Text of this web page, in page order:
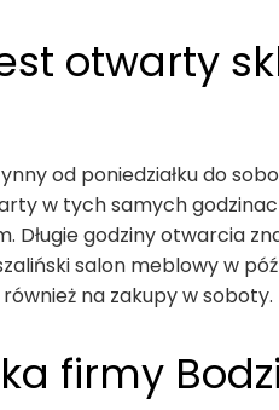
otwarty
od poniedziałku do
w tych samych
Długie godziny otwarcia
salon meblowy w
na zakupy w soboty.
firmy